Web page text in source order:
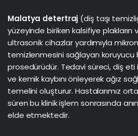
Malatya detertraj (diş taşı
yüzeyinde biriken kalsifiye plakların
ultrasonik cihazlar yardımıyla
temizlenmesini sağlayan koruyucu
prosedürüdür. Tedavi süreci, diş eti
ve kemik kaybını önleyerek ağız
temelini oluşturur. Hastalarımız
süren bu klinik işlem sonrasında
elde etmektedir.